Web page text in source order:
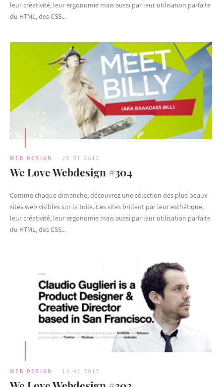
leur créativité, leur ergonomie mais aussi par leur utilisation parfaite
du HTML, des CSS...
WEB DESIGN 26.07.2015
We Love Webdesign #304
Comme chaque dimanche, découvrez une sélection des plus beaux
sites web visibles sur la toile. Ces sites brillent par leur esthétique,
leur créativité, leur ergonomie mais aussi par leur utilisation parfaite
du HTML, des CSS...
WEB DESIGN 12.07.2015